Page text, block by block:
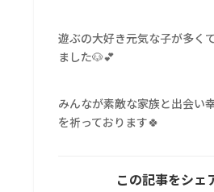
遊ぶの大好き元気な子が多く
ました🐶💕
みんなが素敵な家族と出会い
を祈っております🍀
この記事をシェ